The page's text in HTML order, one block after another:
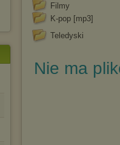
Filmy
K-pop [mp3]
Teledyski
Nie ma